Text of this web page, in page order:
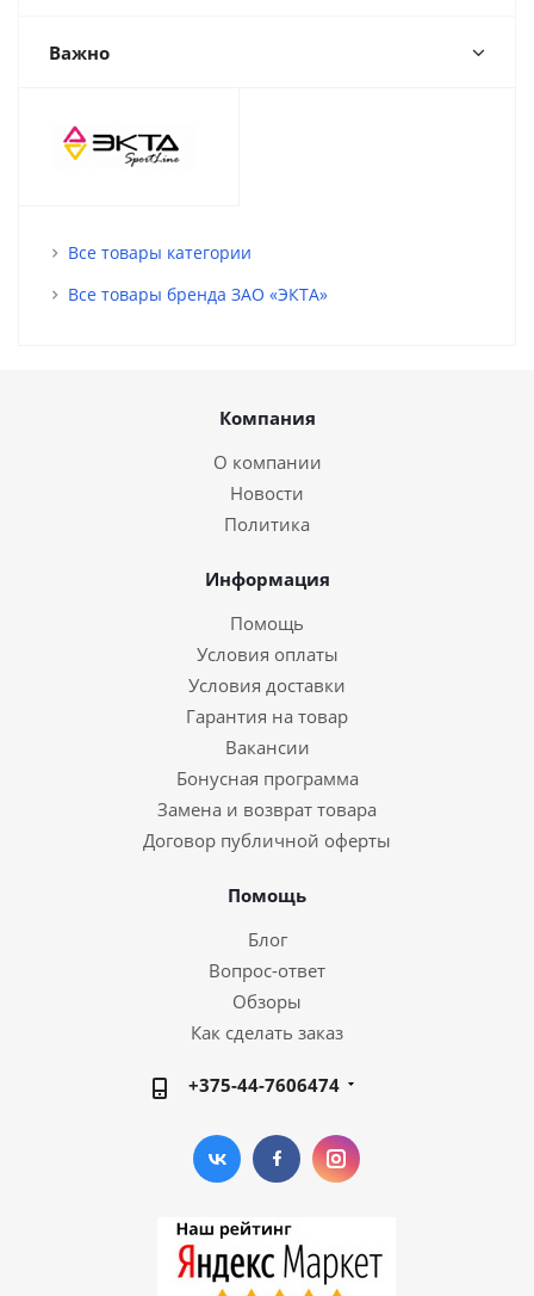
Важно
Все товары категории
Все товары бренда ЗАО «ЭКТА»
Компания
О компании
Новости
Политика
Информация
Помощь
Условия оплаты
Условия доставки
Гарантия на товар
Вакансии
Бонусная программа
Замена и возврат товара
Договор публичной оферты
Помощь
Блог
Вопрос-ответ
Обзоры
Как сделать заказ
+375-44-7606474